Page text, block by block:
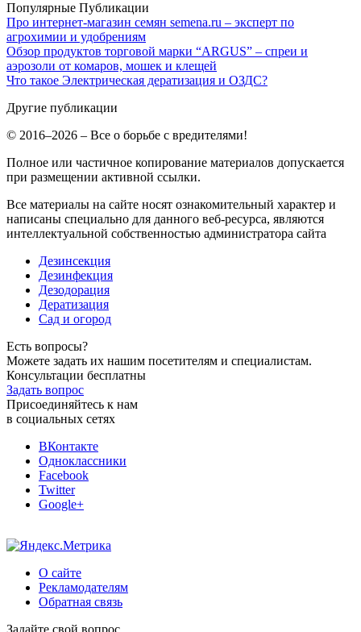
Популярные Публикации
Про интернет-магазин семян semena.ru – эксперт по
агрохимии и удобрениям
Обзор продуктов торговой марки “ARGUS” – спреи и
аэрозоли от комаров, мошек и клещей
Что такое Электрическая дератизация и ОЗДС?
Другие публикации
© 2016–2026 – Все о борьбе с вредителями!
Полное или частичное копирование материалов допускается
при размещении активной ссылки.
Все материалы на сайте носят ознакомительный характер и
написаны специально для данного веб-ресурса, являются
интеллектуальной собственностью администратора сайта
Дезинсекция
Дезинфекция
Дезодорация
Дератизация
Сад и огород
Есть вопросы?
Можете задать их нашим посетителям и специалистам.
Консультации бесплатны
Задать вопрос
Присоединяйтесь к нам
в социальных сетях
ВКонтакте
Одноклассники
Facebook
Twitter
Google+
О сайте
Рекламодателям
Обратная связь
Задайте свой вопрос